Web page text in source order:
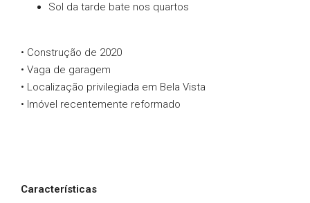
Sol da tarde bate nos quartos
• Construção de 2020
• Vaga de garagem
• Localização privilegiada em Bela Vista
• Imóvel recentemente reformado
Características